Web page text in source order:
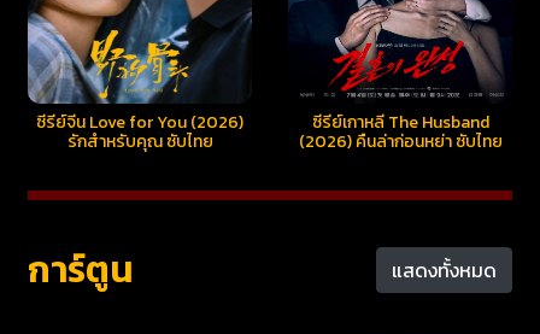
ซีรี่ย์จีน Love for You (2026)
รักสำหรับคุณ ซับไทย
ซีรี่ย์เกาหลี The Husband
(2026) คืนล่าก่อนหย่า ซับไทย
การ์ตูน แสดงทั้งหมด